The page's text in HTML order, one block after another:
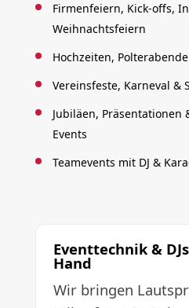
Firmenfeiern, Kick-offs,
Weihnachtsfeiern
Hochzeiten,
Vereinsfeste, Karneval &
Jubiläen, Präsentationen
Events
Teamevents mit DJ &
Eventtechnik &
Hand
Wir bringen